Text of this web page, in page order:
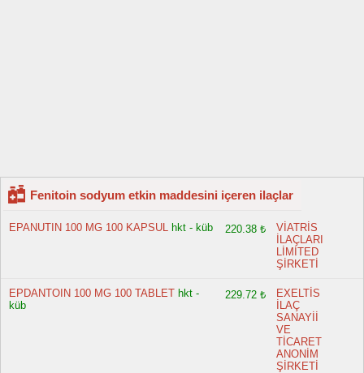
Fenitoin sodyum etkin maddesini içeren ilaçlar
EPANUTIN 100 MG 100 KAPSUL hkt - küb 220.38 ₺
VİATRİS
İLAÇLARI
LİMİTED
ŞİRKETİ
EPDANTOIN 100 MG 100 TABLET hkt -
küb
229.72 ₺
EXELTİS
İLAÇ
SANAYİİ
VE
TİCARET
ANONİM
ŞİRKETİ